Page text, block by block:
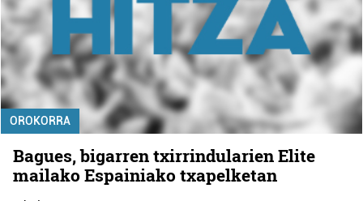
OROKORRA
Bagues, bigarren txirrindularien Elite
mailako Espainiako txapelketan